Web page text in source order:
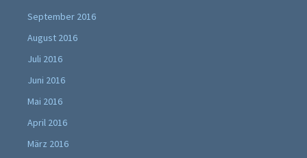
September 2016
August 2016
Juli 2016
Juni 2016
Mai 2016
April 2016
März 2016